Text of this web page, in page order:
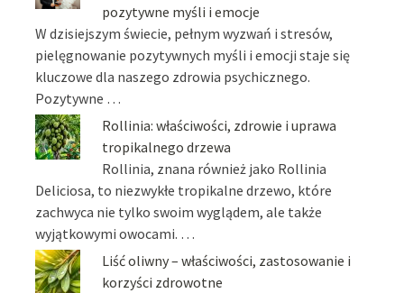
pozytywne myśli i emocje
W dzisiejszym świecie, pełnym wyzwań i stresów,
pielęgnowanie pozytywnych myśli i emocji staje się
kluczowe dla naszego zdrowia psychicznego.
Pozytywne …
Rollinia: właściwości, zdrowie i uprawa
tropikalnego drzewa
Rollinia, znana również jako Rollinia
Deliciosa, to niezwykłe tropikalne drzewo, które
zachwyca nie tylko swoim wyglądem, ale także
wyjątkowymi owocami. …
Liść oliwny – właściwości, zastosowanie i
korzyści zdrowotne